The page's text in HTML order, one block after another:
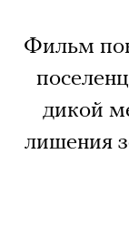
Фильм
дикой
лишения